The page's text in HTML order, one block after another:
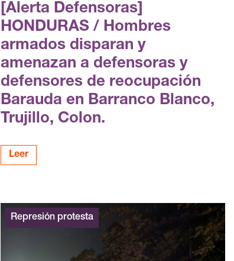
[Alerta Defensoras]
HONDURAS / Hombres
armados disparan y
amenazan a defensoras y
defensores de reocupación
Barauda en Barranco Blanco,
Trujillo, Colon.
Leer
Represión protesta